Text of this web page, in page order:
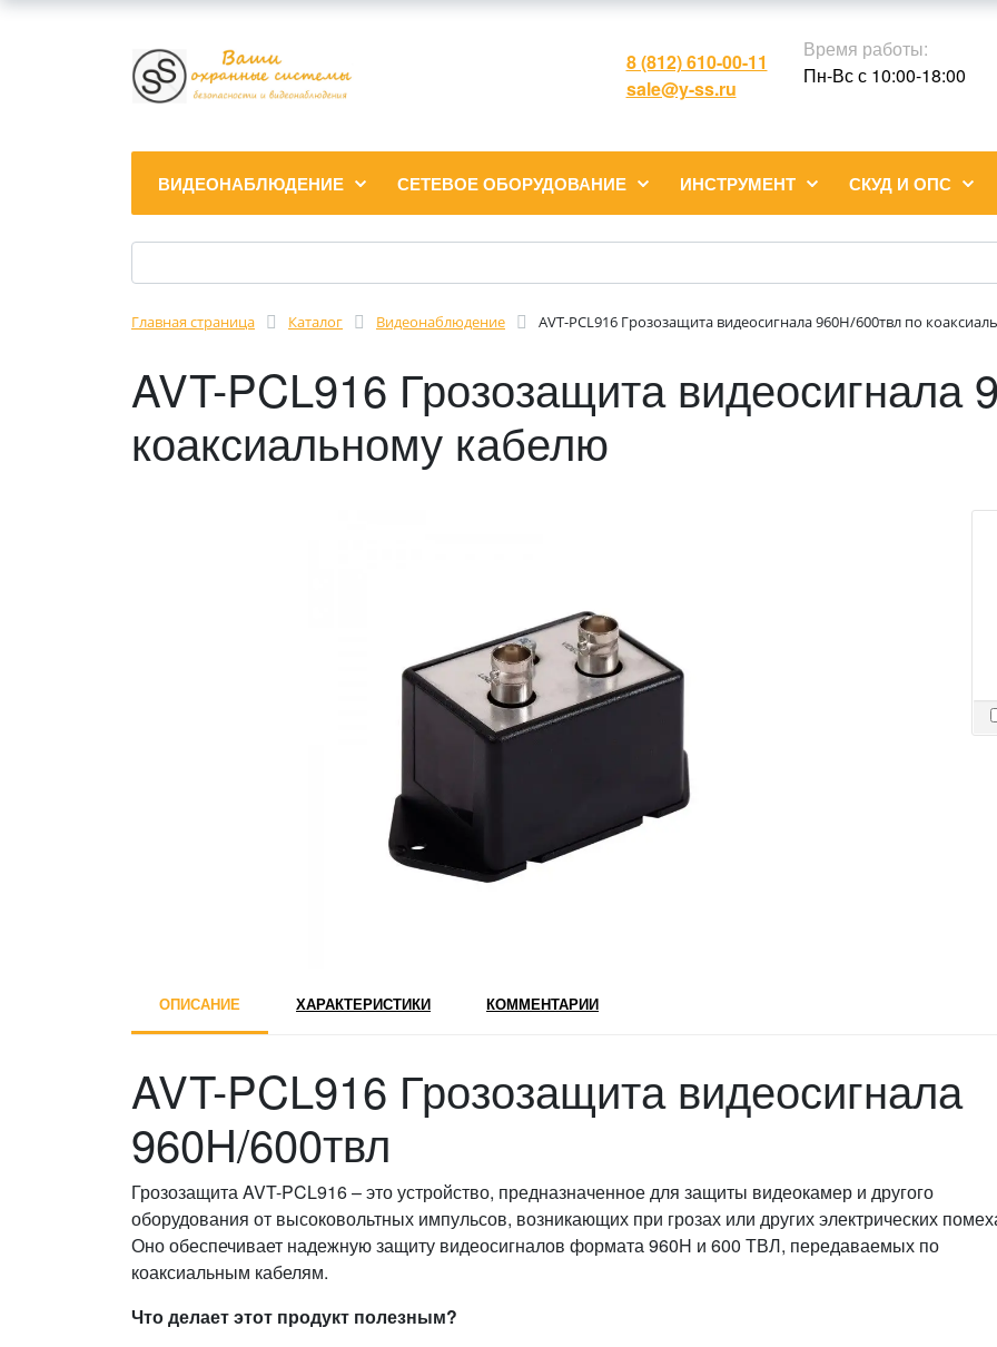
8 (812) 610-00-11
sale@y-ss.ru
Время работы:
Пн-Вс с 10:00-18:00
ВИДЕОНАБЛЮДЕНИЕ СЕТЕВОЕ ОБОРУДОВАНИЕ ИНСТРУМЕНТ СКУД И ОПС
Главная страница Каталог Видеонаблюдение AVT-PCL916 Грозозащита видеосигнала 960H/600твл по
AVT-PCL916 Грозозащита видеосигнала
коаксиальному кабелю
ОПИСАНИЕ ХАРАКТЕРИСТИКИ КОММЕНТАРИИ
AVT-PCL916 Грозозащита видеосигнала
960H/600твл
Грозозащита AVT-PCL916 – это устройство, предназначенное для защиты видеокамер и другого
оборудования от высоковольтных импульсов, возникающих при грозах или других электрических
Оно обеспечивает надежную защиту видеосигналов формата 960H и 600 ТВЛ, передаваемых по
коаксиальным кабелям.
Что делает этот продукт полезным?